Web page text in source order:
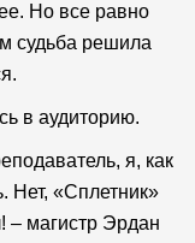
Но все равно
судьба решила
в аудиторию.
я, как
Нет, «Сплетник»
– магистр Эрдан